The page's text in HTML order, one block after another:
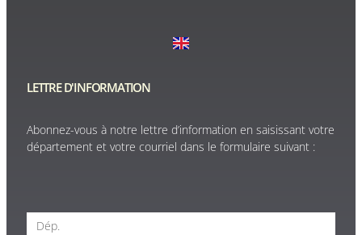
LETTRE D'INFORMATION
Abonnez-vous à notre lettre d’information en saisissant votre
département et votre courriel dans le formulaire suivant :